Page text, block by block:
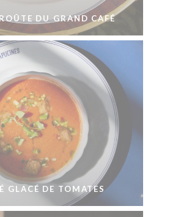
DU GRAND CAFÉ
GLACÉ DE TOMATES